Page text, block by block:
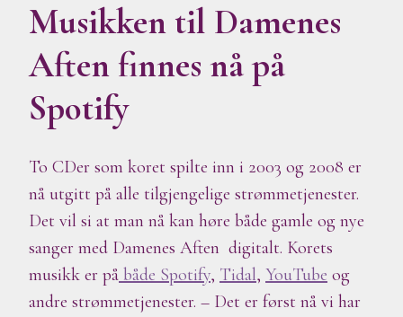
Musikken til Damenes
Aften finnes nå på
Spotify
To CDer som koret spilte inn i 2003 og 2008 er
nå utgitt på alle tilgjengelige strømmetjenester.
Det vil si at man nå kan høre både gamle og nye
sanger med Damenes Aften digitalt. Korets
musikk er på både Spotify, Tidal, YouTube og
andre strømmetjenester. – Det er først nå vi har